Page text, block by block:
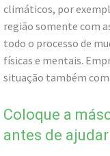
climáticos, por
região somente com
todo o processo de
físicas e mentais.
situação também com
Coloque a
antes de